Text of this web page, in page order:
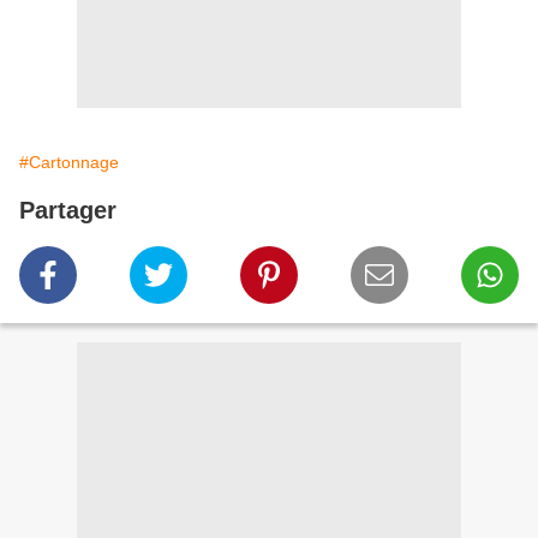
#Cartonnage
Partager